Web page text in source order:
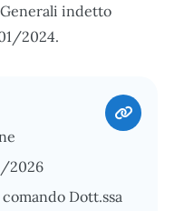
Generali indetto
2024.
2026
Dott.ssa